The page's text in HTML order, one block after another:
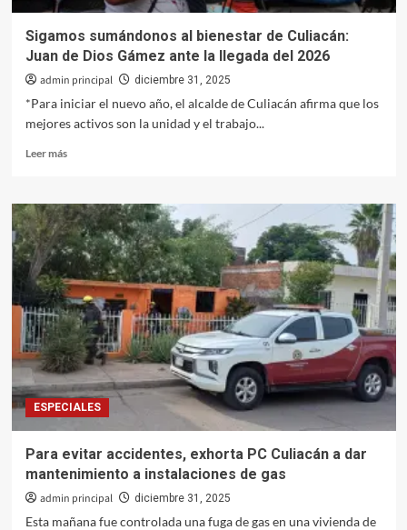
Sigamos sumándonos al bienestar de Culiacán:
Juan de Dios Gámez ante la llegada del 2026
admin principal diciembre 31, 2025
*Para iniciar el nuevo año, el alcalde de Culiacán afirma que los
mejores activos son la unidad y el trabajo...
Leer másLeer
Sigamos
sumándonos
al
bienestar
de
Culiacán:
Juan
de
Dios
Gámez
ante
la
llegada
ESPECIALES
Para evitar accidentes, exhorta PC Culiacán a dar
mantenimiento a instalaciones de gas
admin principal diciembre 31, 2025
Esta mañana fue controlada una fuga de gas en una vivienda de